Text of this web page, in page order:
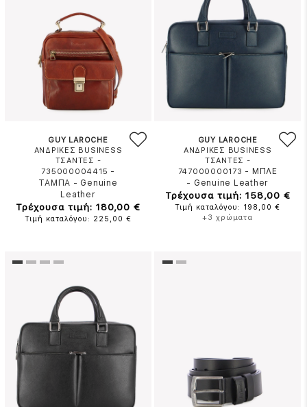
GUY LAROCHE
ΑΝΔΡΙΚΕΣ BUSINESS
ΤΣΑΝΤΕΣ -
735000004415 -
ΤΑΜΠΑ - Genuine
Leather
Τρέχουσα τιμή: 180,00 €
Τιμή καταλόγου: 225,00 €
GUY LAROCHE
ΑΝΔΡΙΚΕΣ BUSINESS
ΤΣΑΝΤΕΣ -
747000000173 - ΜΠΛΕ
- Genuine Leather
Τρέχουσα τιμή: 158,00 €
Τιμή καταλόγου: 198,00 €
+3 χρώματα